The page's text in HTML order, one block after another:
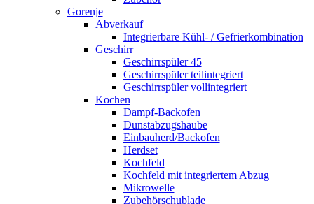
Gorenje
Abverkauf
Integrierbare Kühl- / Gefrierkombination
Geschirr
Geschirrspüler 45
Geschirrspüler teilintegriert
Geschirrspüler vollintegriert
Kochen
Dampf-Backofen
Dunstabzugshaube
Einbauherd/Backofen
Herdset
Kochfeld
Kochfeld mit integriertem Abzug
Mikrowelle
Zubehörschublade